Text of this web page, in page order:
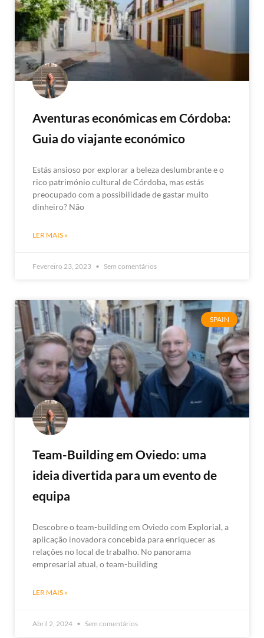
Aventuras económicas em Córdoba:
Guia do viajante económico
Estás ansioso por explorar a beleza deslumbrante e o
rico património cultural de Córdoba, mas estás
preocupado com a possibilidade de gastar muito
dinheiro? Não
LER MAIS »
Fevereiro 23, 2023 Sem comentários
SPAIN
Team-Building em Oviedo: uma
ideia divertida para um evento de
equipa
Descobre o team-building em Oviedo com Explorial, a
aplicação inovadora concebida para enriquecer as
relações no local de trabalho. No panorama
empresarial atual, o team-building
LER MAIS »
Abril 2, 2024 Sem comentários